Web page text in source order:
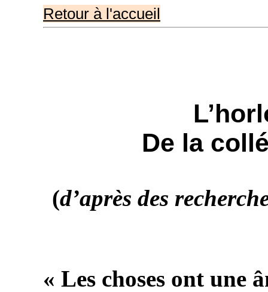
Retour à l'accueil
De la
(d’après des
« Les choses ont une